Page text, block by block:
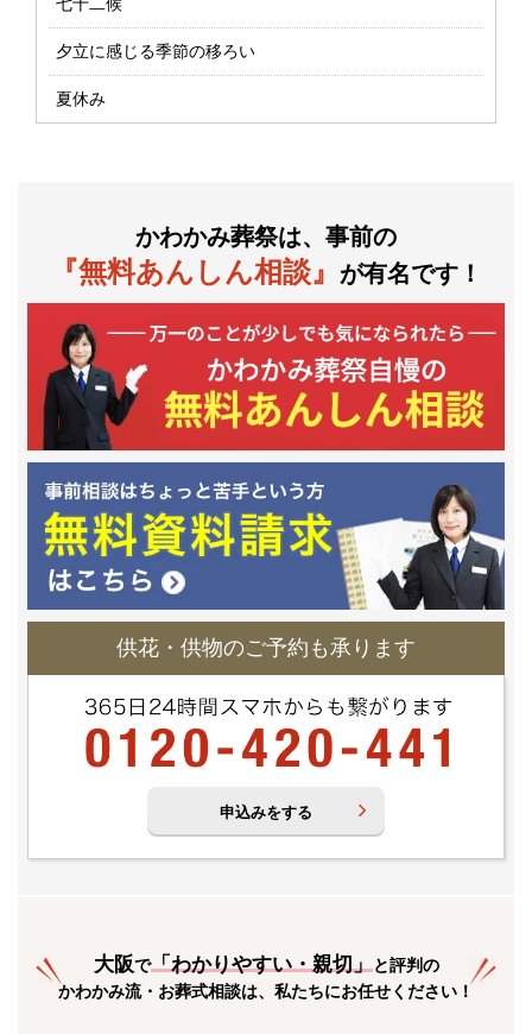
夕立に感じる季節の移ろい
夏休み
かわかみ葬祭は、事前の
『無料あんしん相談』 が有名です！
供花・供物のご予約も承ります
申込みをする
大阪で「わかりやすい・親切」と評判の
かわかみ流・お葬式相談は、私たちにお任せください！